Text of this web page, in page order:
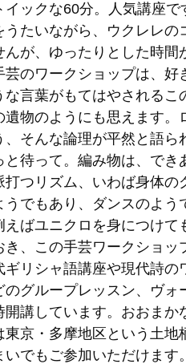
イックな60分。人気講座
うたいながら、ウクレレ
んが、ゆったりとした時間
芸のワークショップは、
な言葉がもてはやされる
遺物のようにも思えます
、そんな論理が平然と語ら
と待って。編み物は、で
打つリズム、いわば身体
うでもあり、ダンスのよ
えばユニクロを身につけ
き、この手芸ワークショッ
ギリシャ語講座や現代詩
のグループレッスン、ヴ
開講しています。おおま
東京・多摩地区という土
いでもご参加いただけます。